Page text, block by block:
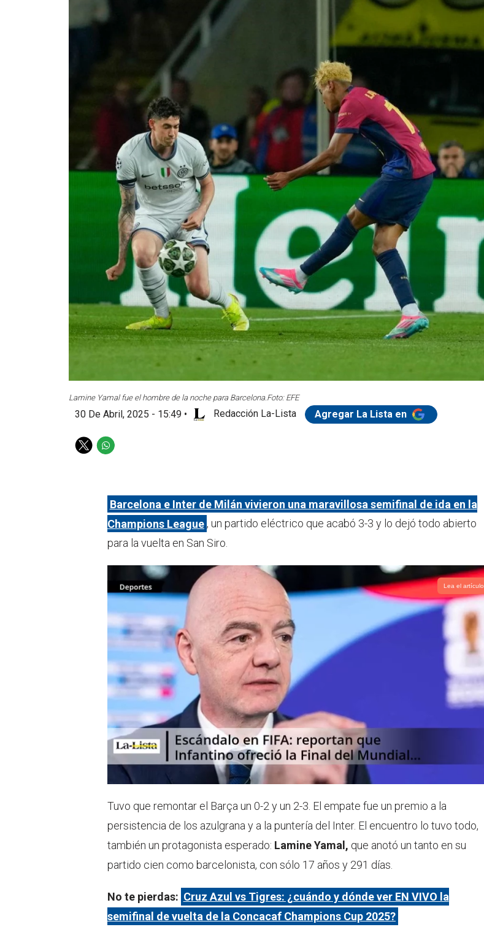
Lamine Yamal fue el hombre de la noche para Barcelona. Foto: EFE
30 De Abril, 2025 - 15:49 • Redacción La-Lista Agregar La Lista en
T
W
s
a
p
p
Barcelona e Inter de Milán vivieron una maravillosa semifinal de ida en la
Champions League, un partido eléctrico que acabó 3-3 y lo dejó todo abierto
para la vuelta en San Siro.
Lea el artículo
Tuvo que remontar el Barça un 0-2 y un 2-3. El empate fue un premio a la
persistencia de los azulgrana y a la puntería del Inter. El encuentro lo tuvo todo,
también un protagonista esperado: Lamine Yamal, que anotó un tanto en su
partido cien como barcelonista, con sólo 17 años y 291 días.
No te pierdas: Cruz Azul vs Tigres: ¿cuándo y dónde ver EN VIVO la
semifinal de vuelta de la Concacaf Champions Cup 2025?